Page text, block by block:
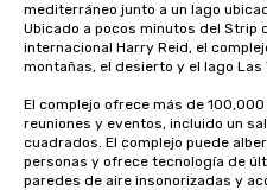
mediterráneo junto a un lago
Ubicado a pocos minutos del Strip
internacional Harry Reid, el
montañas, el desierto y el lago Las
El complejo ofrece más de
reuniones y eventos, incluido un
cuadrados. El complejo puede
personas y ofrece tecnología de
paredes de aire insonorizadas y